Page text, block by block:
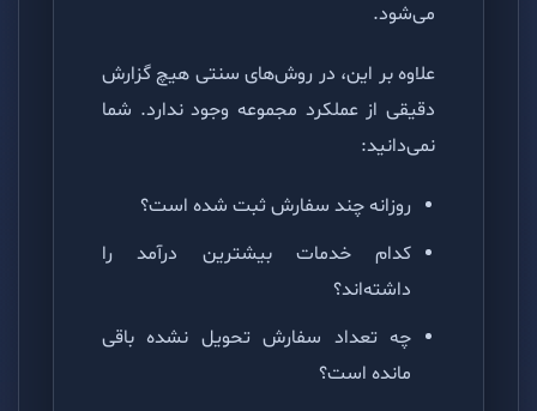
می‌شود.
علاوه بر این، در روش‌های سنتی هیچ گزارش
دقیقی از عملکرد مجموعه وجود ندارد. شما
نمی‌دانید:
روزانه چند سفارش ثبت شده است؟
کدام خدمات بیشترین درآمد را
داشته‌اند؟
چه تعداد سفارش تحویل نشده باقی
مانده است؟